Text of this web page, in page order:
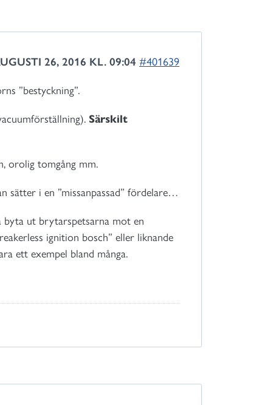
26, 2016 KL. 09:04 #401639
”bestyckning”.
Särskilt
orolig tomgång mm.
sätter i en ”missanpassad” fördelare…
byta ut brytarspetsarna mot en
ignition bosch” eller liknande
ett exempel bland många.